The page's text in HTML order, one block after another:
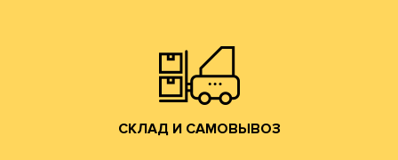
СКЛАД И САМОВЫВОЗ
СКЛАД И САМОВЫВОЗ